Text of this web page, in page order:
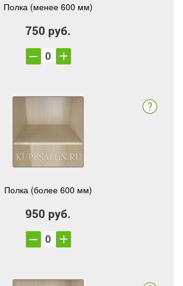
Полка (менее 600 мм)
750 руб.
Полка (более 600 мм)
950 руб.